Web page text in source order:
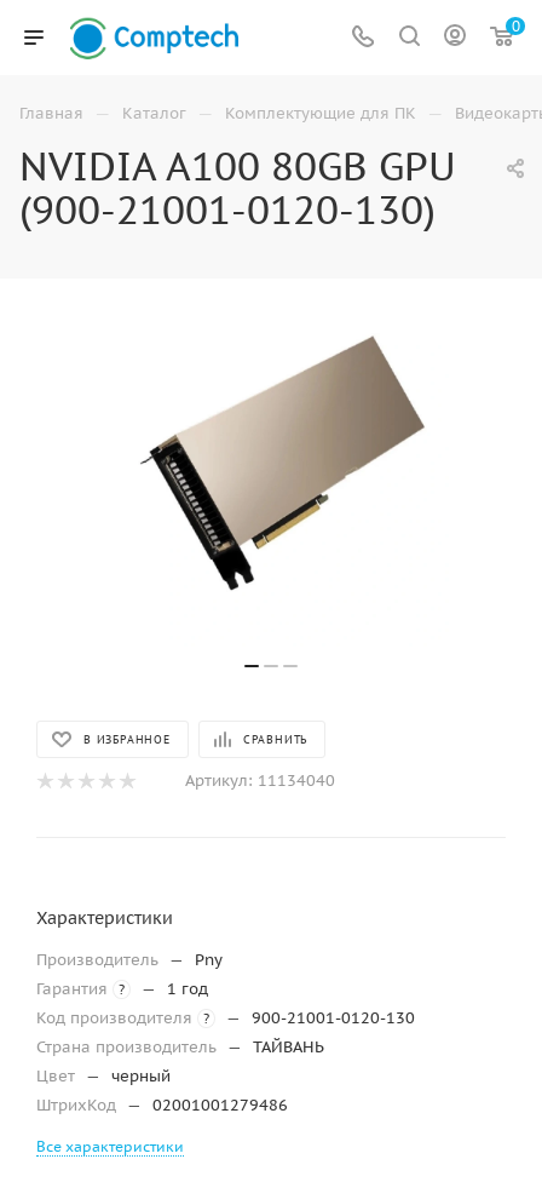
0
Главная — Каталог — Комплектующие для ПК —
NVIDIA A100 80GB GPU
(900-21001-0120-130)
В ИЗБРАННОЕ СРАВНИТЬ
Артикул: 11134040
Характеристики
Производитель —
Pny
Гарантия
? —
1 год
Код производителя
? —
900-21001-0120-130
Страна производитель —
ТАЙВАНЬ
Цвет —
черный
ШтрихКод — 02001001279486
Все характеристики